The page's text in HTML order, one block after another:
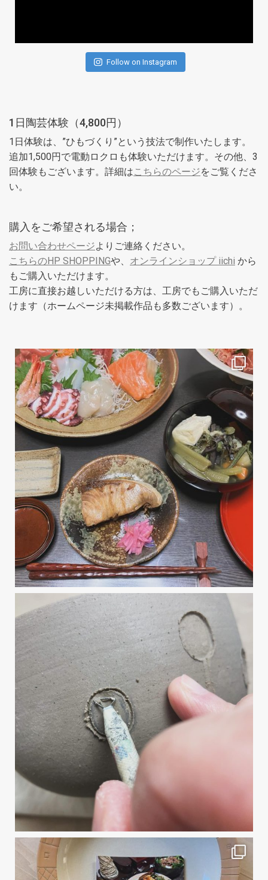
Follow on Instagram
1日陶芸体験（4,800円）
1日体験は、”ひもづくり”という技法で制作いたします。
追加1,500円で電動ロクロも体験いただけます。その他、3
回体験もございます。詳細はこちらのページをご覧くださ
い。
購入をご希望される場合；
お問い合わせページよりご連絡ください。
こちらのHP SHOPPINGや、 オンラインショップ iichi から
もご購入いただけます。
工房に直接お越しいただける方は、工房でもご購入いただ
けます（ホームページ未掲載作品も多数ございます）。